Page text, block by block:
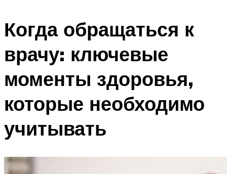
Когда обращаться к
врачу: ключевые
моменты здоровья,
которые необходимо
учитывать